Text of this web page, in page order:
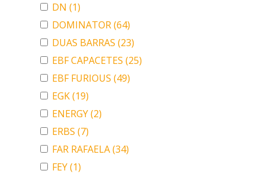
DN (1)
DOMINATOR(64)
DUAS BARRAS (23)
EBF CAPACETES (25)
EBF FURIOUS (49)
EGK(19)
ENERGY(2)
ERBS (7)
FAR RAFAELA(34)
FEY(1)